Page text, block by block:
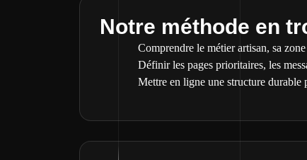
Notre méthode en
Comprendre le métier artisan, sa
Définir les pages prioritaires, les
Mettre en ligne une structure durable